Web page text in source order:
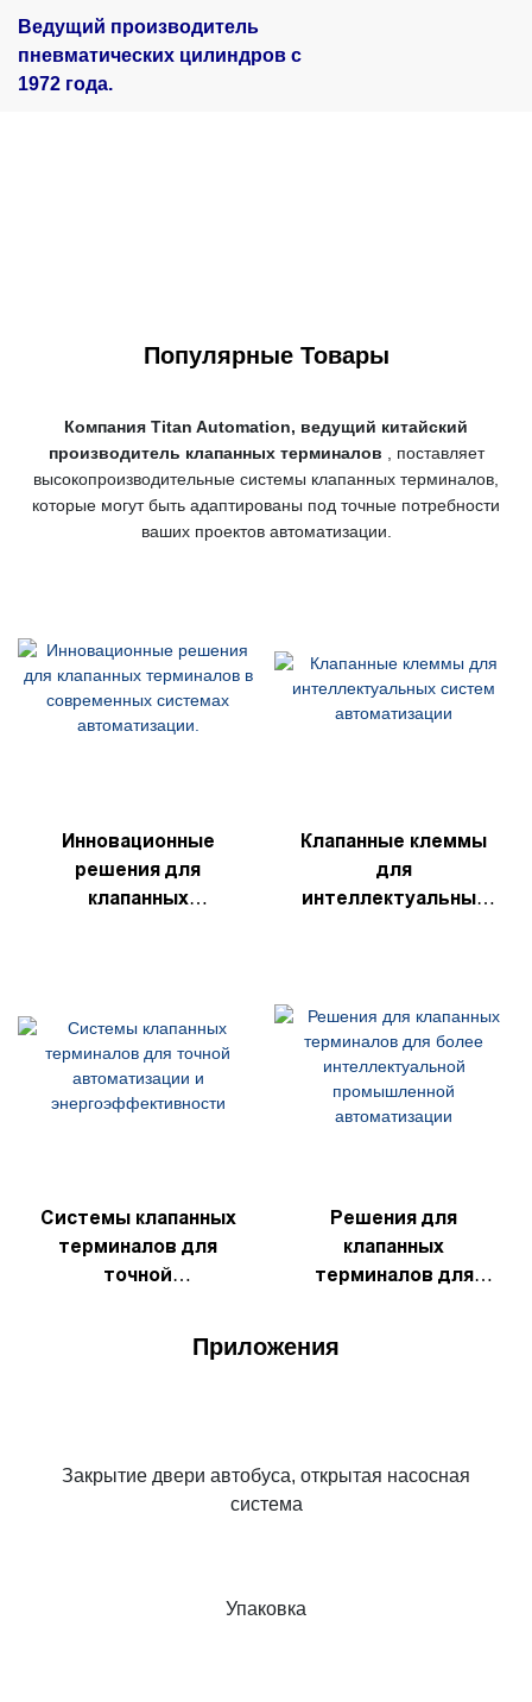
Ведущий производитель
пневматических цилиндров с
1972 года.
Популярные Товары
Компания Titan Automation, ведущий китайский
производитель клапанных терминалов , поставляет
высокопроизводительные системы клапанных терминалов,
которые могут быть адаптированы под точные потребности
ваших проектов автоматизации.
Инновационные
решения для
клапанных
Клапанные клеммы
для
интеллектуальных
Системы клапанных
терминалов для
точной
Решения для
клапанных
терминалов для
промышленной
Приложения
Закрытие двери автобуса, открытая насосная
система
Упаковка